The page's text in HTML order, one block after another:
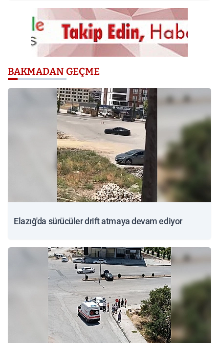
BAKMADAN GEÇME
Elazığ'da sürücüler drift atmaya devam ediyor